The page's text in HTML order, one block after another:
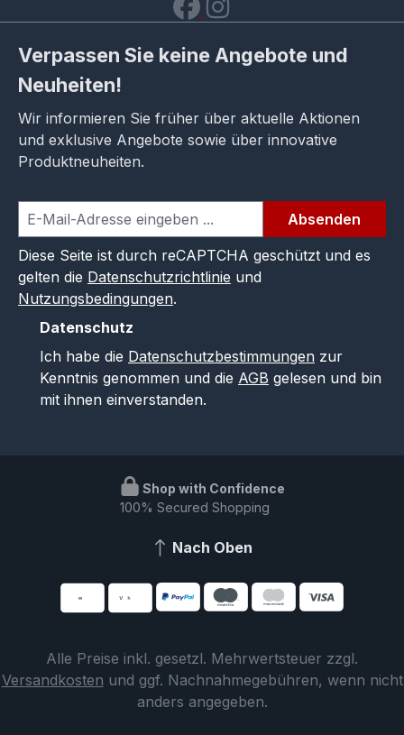
Verpassen Sie keine Angebote und
Neuheiten!
Wir informieren Sie früher über aktuelle Aktionen
und exklusive Angebote sowie über innovative
Produktneuheiten.
Absenden
Diese Seite ist durch reCAPTCHA geschützt und es
gelten die Datenschutzrichtlinie und
Nutzungsbedingungen.
Datenschutz
Ich habe die Datenschutzbestimmungen zur
Kenntnis genommen und die AGB gelesen und bin
mit ihnen einverstanden.
Shop with Confidence
100% Secured Shopping
Nach Oben
Alle Preise inkl. gesetzl. Mehrwertsteuer zzgl.
Versandkosten und ggf. Nachnahmegebühren, wenn nicht
anders angegeben.